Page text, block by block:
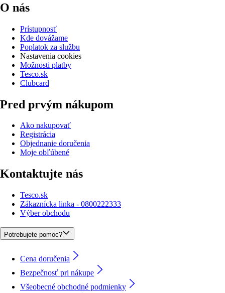
O nás
Prístupnosť
Kde dovážame
Poplatok za službu
Nastavenia cookies
Možnosti platby
Tesco.sk
Clubcard
Pred prvým nákupom
Ako nakupovať
Registrácia
Objednanie doručenia
Moje obľúbené
Kontaktujte nás
Tesco.sk
Zákaznícka linka - 0800222333
Výber obchodu
Potrebujete pomoc?
Cena doručenia
Bezpečnosť pri nákupe
Všeobecné obchodné podmienky